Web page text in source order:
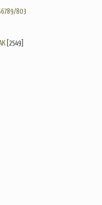
803
[2549]